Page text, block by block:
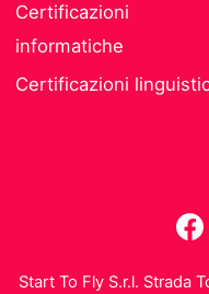
Certificazioni
informatiche
Certificazioni
Start To Fly S.r.l. Strada